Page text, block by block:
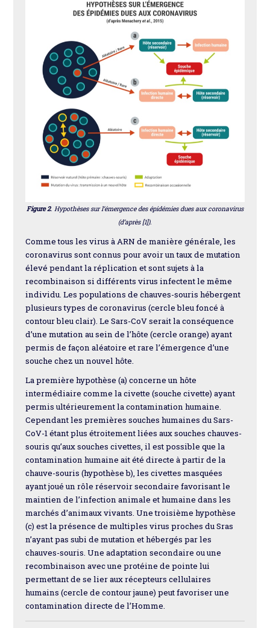
Figure 2. Hypothèses sur l’émergence des épidémies dues aux coronavirus
(d’après [1]).
Comme tous les virus à ARN de manière générale, les
coronavirus sont connus pour avoir un taux de mutation
élevé pendant la réplication et sont sujets à la
recombinaison si différents virus infectent le même
individu. Les populations de chauves-souris hébergent
plusieurs types de coronavirus (cercle bleu foncé à
contour bleu clair). Le Sars-CoV serait la conséquence
d’une mutation au sein de l’hôte (cercle orange) ayant
permis de façon aléatoire et rare l’émergence d’une
souche chez un nouvel hôte.
La première hypothèse (a) concerne un hôte
intermédiaire comme la civette (souche civette) ayant
permis ultérieurement la contamination humaine.
Cependant les premières souches humaines du Sars-
CoV-1 étant plus étroitement liées aux souches chauves-
souris qu’aux souches civettes, il est possible que la
contamination humaine ait été directe à partir de la
chauve-souris (hypothèse b), les civettes masquées
ayant joué un rôle réservoir secondaire favorisant le
maintien de l’infection animale et humaine dans les
marchés d’animaux vivants. Une troisième hypothèse
(c) est la présence de multiples virus proches du Sras
n’ayant pas subi de mutation et hébergés par les
chauves-souris. Une adaptation secondaire ou une
recombinaison avec une protéine de pointe lui
permettant de se lier aux récepteurs cellulaires
humains (cercle de contour jaune) peut favoriser une
contamination directe de l’Homme.